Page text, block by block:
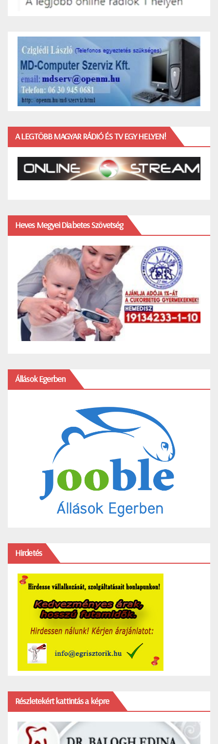
A LEGTÖBB MAGYAR RÁDIÓ ÉS TV EGY HELYEN!
Heves Megyei Diabetes Szövetség
Állások Egerben
Hirdetés
Részletekért kattintás a képre